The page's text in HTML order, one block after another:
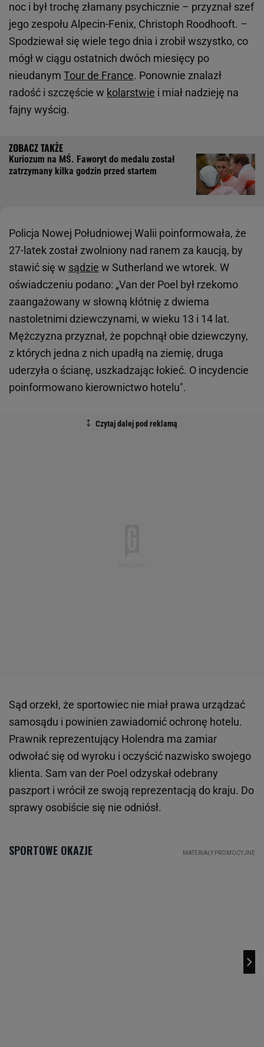
noc i był trochę złamany psychicznie – przyznał szef
jego zespołu Alpecin-Fenix, Christoph Roodhooft. –
Spodziewał się wiele tego dnia i zrobił wszystko, co
mógł w ciągu ostatnich dwóch miesięcy po
nieudanym Tour de France. Ponownie znalazł
radość i szczęście w kolarstwie i miał nadzieję na
fajny wyścig.
Kuriozum na MŚ. Faworyt do medalu został
zatrzymany kilka godzin przed startem
Policja Nowej Południowej Walii poinformowała, że
27-latek został zwolniony nad ranem za kaucją, by
stawić się w sądzie w Sutherland we wtorek. W
oświadczeniu podano: „Van der Poel był rzekomo
zaangażowany w słowną kłótnię z dwiema
nastoletnimi dziewczynami, w wieku 13 i 14 lat.
Mężczyzna przyznał, że popchnął obie dziewczyny,
z których jedna z nich upadłą na ziemię, druga
uderzyła o ścianę, uszkadzając łokieć. O incydencie
poinformowano kierownictwo hotelu".
Sąd orzekł, że sportowiec nie miał prawa urządzać
samosądu i powinien zawiadomić ochronę hotelu.
Prawnik reprezentujący Holendra ma zamiar
odwołać się od wyroku i oczyścić nazwisko swojego
klienta. Sam van der Poel odzyskał odebrany
paszport i wrócił ze swoją reprezentacją do kraju. Do
sprawy osobiście się nie odniósł.